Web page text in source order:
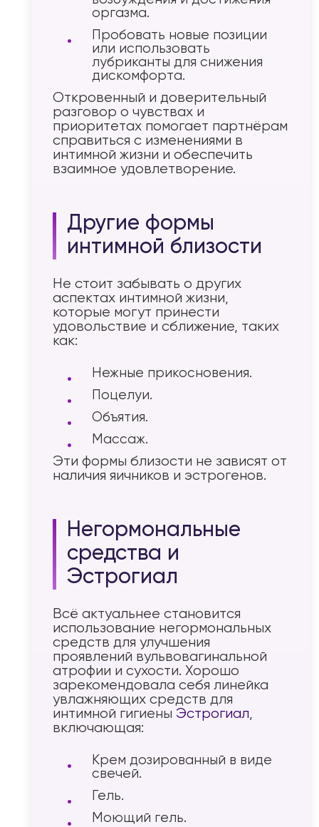
оргазма.
Пробовать новые позиции
или использовать
лубриканты для снижения
дискомфорта.
Откровенный и доверительный
разговор о чувствах и
приоритетах помогает партнёрам
справиться с изменениями в
интимной жизни и обеспечить
взаимное удовлетворение.
Другие формы
интимной близости
Не стоит забывать о других
аспектах интимной жизни,
которые могут принести
удовольствие и сближение, таких
как:
Нежные прикосновения.
Поцелуи.
Объятия.
Массаж.
Эти формы близости не зависят от
наличия яичников и эстрогенов.
Негормональные
средства и
Эстрогиал
Всё актуальнее становится
использование негормональных
средств для улучшения
проявлений вульвовагинальной
атрофии и сухости. Хорошо
зарекомендовала себя линейка
увлажняющих средств для
интимной гигиены Эстрогиал,
включающая:
Крем дозированный в виде
свечей.
Гель.
Моющий гель.